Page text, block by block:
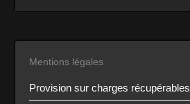
Mentions légales
Provision sur charges récupérables